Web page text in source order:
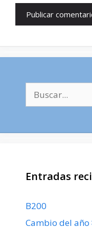
Entradas
B200
Cambio del año